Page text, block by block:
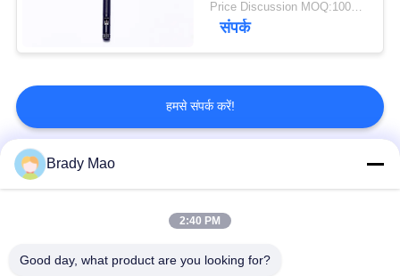
Price Discussion MOQ:100PCS
संपर्क
हमसे संपर्क करें!
लोकप्रिय श्रेणियां
Brady Mao
2:40 PM
Good day, what product are you looking for?